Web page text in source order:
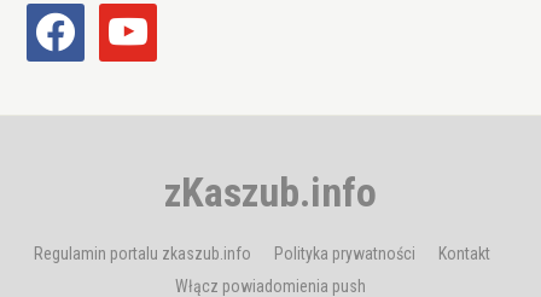
facebook youtube
zKaszub.info
Regulamin portalu zkaszub.info Polityka prywatności
Kontakt
Włącz powiadomienia push